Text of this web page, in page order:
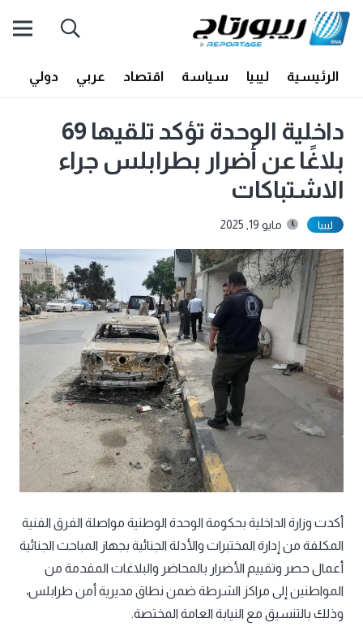
الرئيسية ليبيا سياسة اقتصاد عربي دولي
داخلية الوحدة تؤكد تلقيها 69
بلاغًا عن أضرار بطرابلس جراء
الاشتباكات
ليبيا مايو 19, 2025
أكدت وزارة الداخلية بحكومة الوحدة الوطنية مواصلة الفرق الفنية
المكلفة من إدارة المختبرات والأدلة الجنائية بجهاز المباحث الجنائية
أعمال حصر وتقييم الأضرار بالمحاضر والبلاغات المقدمة من
المواطنين إلى مراكز الشرطة ضمن نطاق مديرية أمن طرابلس،
وذلك بالتنسيق مع النيابة العامة المختصة.